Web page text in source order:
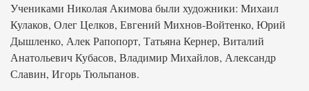
Учениками Николая Акимова были художники: Михаил
Кулаков, Олег Целков, Евгений Михнов-Войтенко, Юрий
Дышленко, Алек Рапопорт, Татьяна Кернер, Виталий
Анатольевич Кубасов, Владимир Михайлов, Александр
Славин, Игорь Тюльпанов.